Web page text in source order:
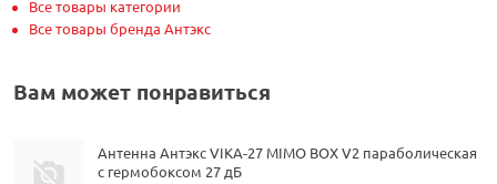
Все товары категории
Все товары бренда Антэкс
Вам может понравиться
Антенна Антэкс VIKA-27 MIMO BOX V2 параболическая
с гермобоксом 27 дБ